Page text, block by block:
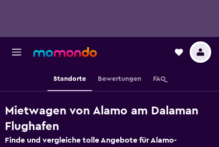
Standorte Bewertungen FAQ
Mietwagen von Alamo am Dalaman
Flughafen
Finde und vergleiche tolle Angebote für Alamo-